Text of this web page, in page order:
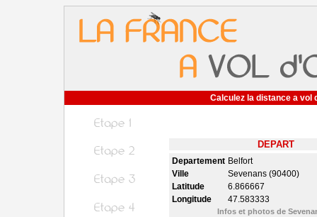
Calculez la distance a vol
DEPART
Departement Belfort
Ville
Sevenans (90400)
Latitude
6.866667
Longitude
47.583333
Infos et photos de